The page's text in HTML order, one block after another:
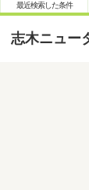
最近検索した条件
志木ニュー